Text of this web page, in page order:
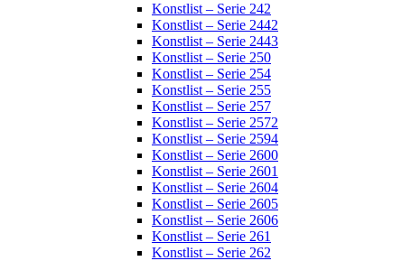
Konstlist – Serie 242
Konstlist – Serie 2442
Konstlist – Serie 2443
Konstlist – Serie 250
Konstlist – Serie 254
Konstlist – Serie 255
Konstlist – Serie 257
Konstlist – Serie 2572
Konstlist – Serie 2594
Konstlist – Serie 2600
Konstlist – Serie 2601
Konstlist – Serie 2604
Konstlist – Serie 2605
Konstlist – Serie 2606
Konstlist – Serie 261
Konstlist – Serie 262